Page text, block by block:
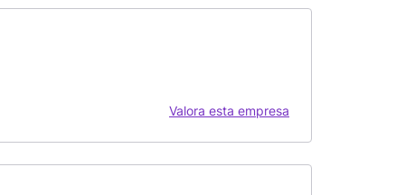
Valora esta empresa